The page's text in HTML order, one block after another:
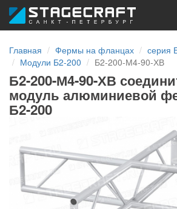
Главная
Фермы на фланцах
серия
Модули Б2-200
Б2-200-М4-90-ХВ
Б2-200-М4-90-ХВ
модуль алюминиевой
Б2-200